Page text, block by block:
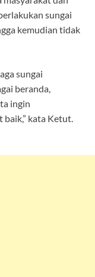
sungai
kemudian tidak
sungai
beranda,
ingin
kata Ketut.